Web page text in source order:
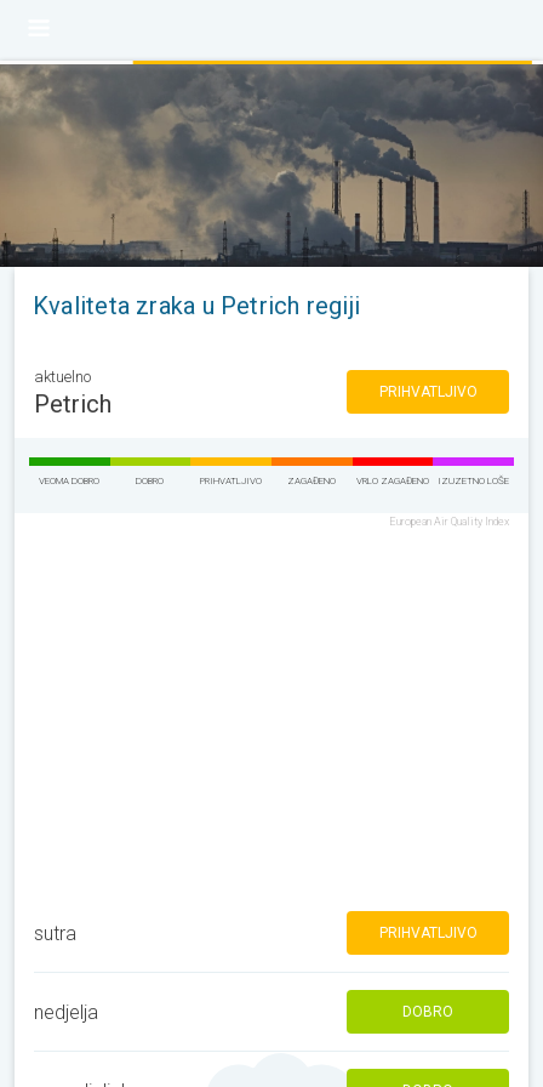
Kvaliteta zraka u Petrich regiji
aktuelno
Petrich PRIHVATLJIVO
VEOMA DOBRO DOBRO PRIHVATLJIVO ZAGAĐENO VRLO ZAGAĐENO IZUZETNO LOŠE
European Air Quality Index
sutra PRIHVATLJIVO
nedjelja DOBRO